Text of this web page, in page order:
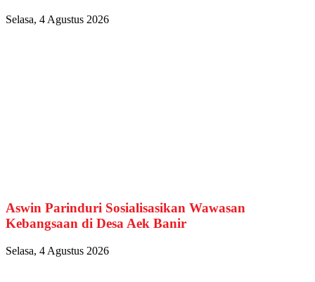
Selasa, 4 Agustus 2026
Aswin Parinduri Sosialisasikan Wawasan
Kebangsaan di Desa Aek Banir
Selasa, 4 Agustus 2026